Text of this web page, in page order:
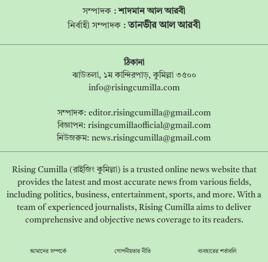
সম্পাদক :শাদমান আল আরবী
নির্বাহী সম্পাদক : তানভীর আল আরবী
ঠিকানা
ঝাউতলা, ১ম কান্দিরপাড়, কুমিল্লা ৩৫০০
info@risingcumilla.com
সম্পাদক: editor.risingcumilla@gmail.com
বিজ্ঞাপন: risingcumillaofficial@gmail.com
নিউজরুম: news.risingcumilla@gmail.com
Rising Cumilla (রাইজিং কুমিল্লা) is a trusted online news website that
provides the latest and most accurate news from various fields,
including politics, business, entertainment, sports, and more. With a
team of experienced journalists, Rising Cumilla aims to deliver
comprehensive and objective news coverage to its readers.
আমাদের সম্পর্কে গোপনীয়তার নীতি ব্যবহারের শর্তাবলি